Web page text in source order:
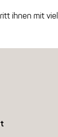
ihnen mit